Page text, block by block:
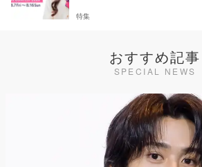
特集
おすすめ記事
SPECIAL NEWS